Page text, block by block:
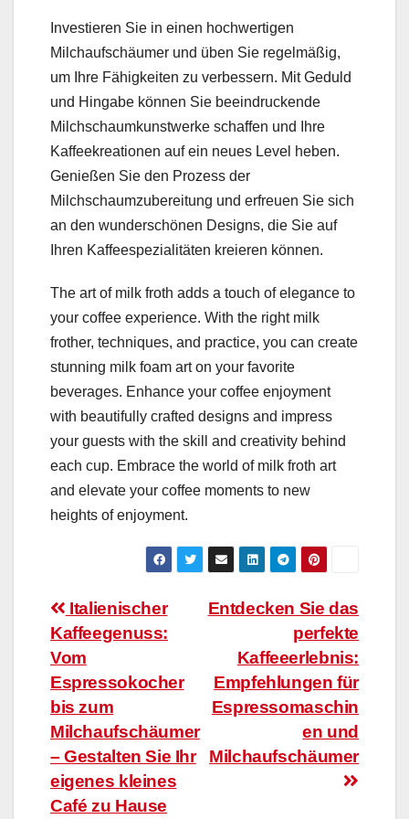
Investieren Sie in einen hochwertigen
Milchaufschäumer und üben Sie regelmäßig,
um Ihre Fähigkeiten zu verbessern. Mit Geduld
und Hingabe können Sie beeindruckende
Milchschaumkunstwerke schaffen und Ihre
Kaffeekreationen auf ein neues Level heben.
Genießen Sie den Prozess der
Milchschaumzubereitung und erfreuen Sie sich
an den wunderschönen Designs, die Sie auf
Ihren Kaffeespezialitäten kreieren können.
The art of milk froth adds a touch of elegance to
your coffee experience. With the right milk
frother, techniques, and practice, you can create
stunning milk foam art on your favorite
beverages. Enhance your coffee enjoyment
with beautifully crafted designs and impress
your guests with the skill and creativity behind
each cup. Embrace the world of milk froth art
and elevate your coffee moments to new
heights of enjoyment.
Beitragsnavigation
Entdecken Sie das
perfekte
Kaffeeerlebnis:
Empfehlungen für
Espressomaschin
en und
Milchaufschäumer
Italienischer
Kaffeegenuss:
Vom
Espressokocher
bis zum
Milchaufschäumer
– Gestalten Sie Ihr
eigenes kleines
Café zu Hause